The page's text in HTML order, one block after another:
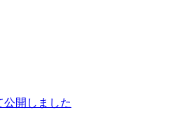
公開しました